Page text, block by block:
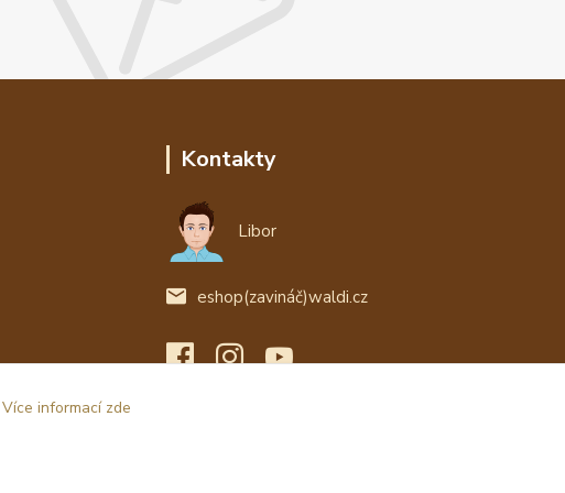
Kontakty
Libor
eshop(zavináč)waldi.cz
Více informací zde